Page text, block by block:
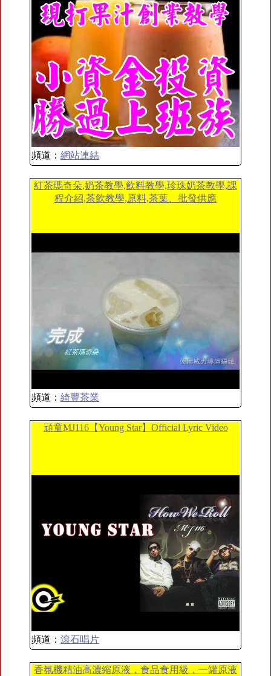
頻道： 網站連結
紅茶瑪奇朵,奶茶教學,飲料教學,珍珠奶茶教學,課
程介紹,茶飲教學,原料,茶葉、批發供應
頻道： 綺豐茶業
頑童MJ116【Young Star】Official Lyric Video
頻道： 滾石唱片
香氛機精油高濃縮原液，食品食用級，一罐原液